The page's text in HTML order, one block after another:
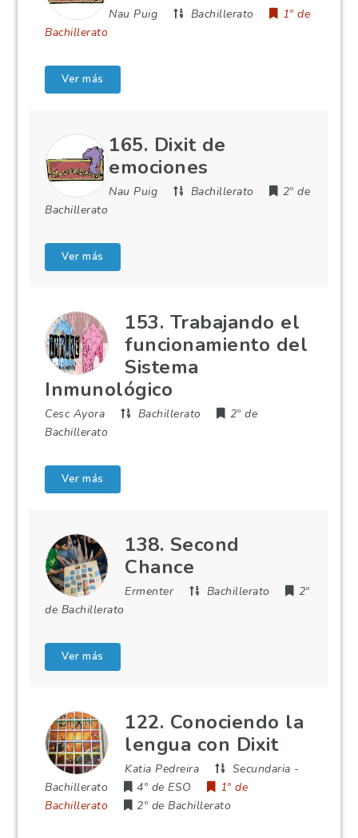
Nau Puig Bachillerato
1º de
Bachillerato
Ver más
165. Dixit de
emociones
Nau Puig Bachillerato
2º de
Bachillerato
Ver más
153. Trabajando el
funcionamiento del
Sistema
Inmunológico
Cesc Ayora Bachillerato
2º de
Bachillerato
Ver más
138. Second
Chance
Ermenter Bachillerato
2º
de Bachillerato
Ver más
122. Conociendo la
lengua con Dixit
Katia Pedreira Secundaria -
Bachillerato
4º de ESO
1º de
Bachillerato
2º de Bachillerato